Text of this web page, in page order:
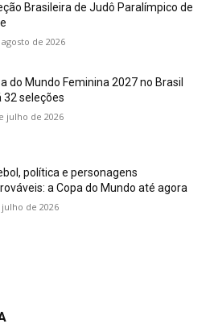
Brasileira de Judô Paralímpico de
de 2026
do Mundo Feminina 2027 no Brasil
32 seleções
julho de 2026
política e personagens
a Copa do Mundo até agora
de 2026